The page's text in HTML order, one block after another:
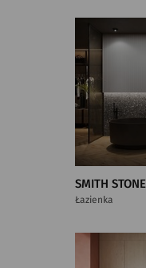
SMITH STONE
Łazienka